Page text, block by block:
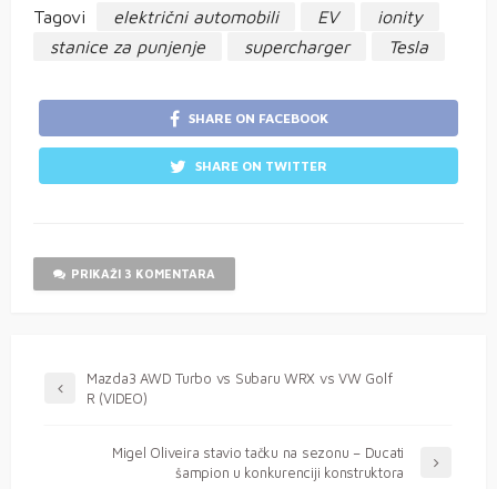
Tagovi električni automobili EV
ionity
stanice za punjenje
supercharger Tesla
SHARE ON FACEBOOK
SHARE ON TWITTER
PRIKAŽI 3 KOMENTARA
Mazda3 AWD Turbo vs Subaru WRX vs VW Golf
R (VIDEO)
Migel Oliveira stavio tačku na sezonu – Ducati
šampion u konkurenciji konstruktora